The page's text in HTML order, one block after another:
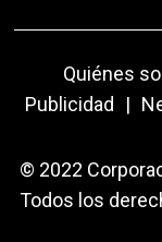
Quiénes
Publicidad
|
© 2022
Todos los